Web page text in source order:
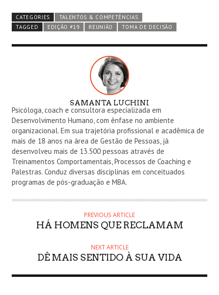
CATEGORIES
TALENTOS & COMPETÊNCIAS
TAGGED
EDIÇÃO #19 REUNIÃO TOMA DE DECISÃO
A
U
T
H
O
R
SAMANTA LUCHINI
Psicóloga, coach e consultora especializada em
Desenvolvimento Humano, com ênfase no ambiente
organizacional. Em sua trajetória profissional e acadêmica de
mais de 18 anos na área de Gestão de Pessoas, já
desenvolveu mais de 13.500 pessoas através de
Treinamentos Comportamentais, Processos de Coaching e
Palestras. Conduz diversas disciplinas em conceituados
programas de pós-graduação e MBA.
PREVIOUS ARTICLE
HÁ HOMENS QUE RECLAMAM
NEXT ARTICLE
DÊ MAIS SENTIDO À SUA VIDA